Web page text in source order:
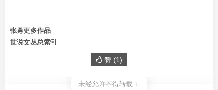
张勇更多作品
世说文丛总索引
赞 (1)
未经允许不得转载：